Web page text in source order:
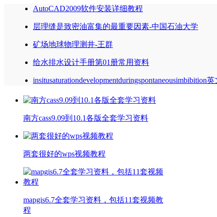
AutoCAD2009软件安装详细教程
层理缝是致密油富集的最重要因素-中国石油大学
矿场地球物理测井-王群
给水排水设计手册第01册常用资料
insitusaturationdevelopmentduringspontaneousimbibition
南方cass9.09到10.1各版全套学习资料
两套很好的wps视频教程
mapgis6.7全套学习资料，包括11套视频教
程